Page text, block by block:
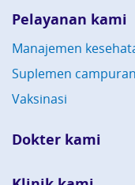
Pelayanan kami
Manajemen
Suplemen
Vaksinasi
Dokter kami